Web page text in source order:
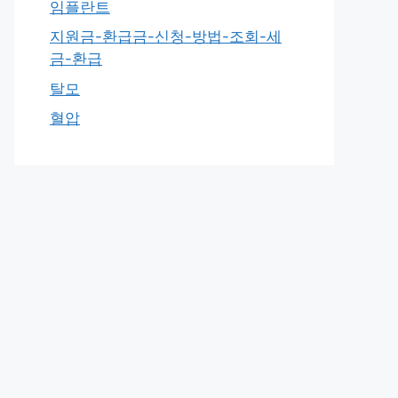
임플란트
지원금-환급금-신청-방법-조회-세
금-환급
탈모
혈압